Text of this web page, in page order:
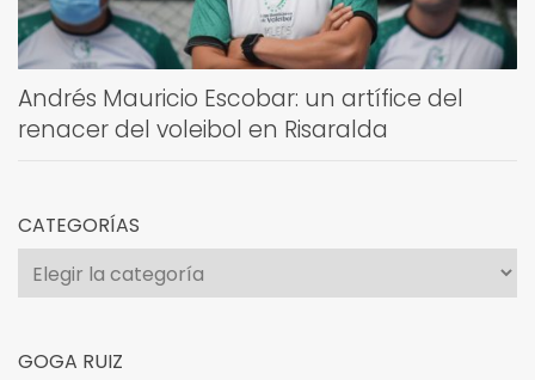
Andrés Mauricio Escobar: un artífice del
renacer del voleibol en Risaralda
CATEGORÍAS
Categorías
GOGA RUIZ